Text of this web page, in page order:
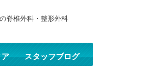
脊椎外科・整形外科
スタッフブログ